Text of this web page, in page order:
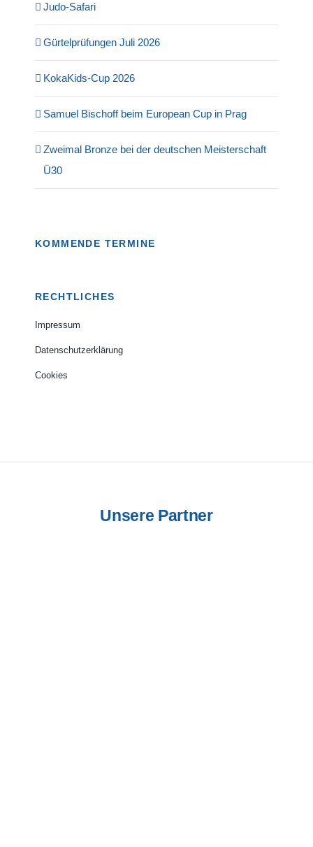
Judo-Safari
Gürtelprüfungen Juli 2026
KokaKids-Cup 2026
Samuel Bischoff beim European Cup in Prag
Zweimal Bronze bei der deutschen Meisterschaft
Ü30
KOMMENDE TERMINE
RECHTLICHES
Impressum
Datenschutzerklärung
Cookies
Unsere Partner